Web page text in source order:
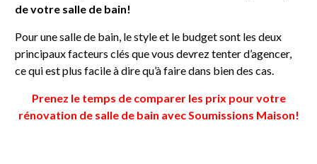
de votre salle de bain!
Pour une salle de bain, le style et le budget sont les deux
principaux facteurs clés que vous devrez tenter d’agencer,
ce qui est plus facile à dire qu’à faire dans bien des cas.
Prenez le temps de comparer les prix pour votre
rénovation de salle de bain avec Soumissions Maison!